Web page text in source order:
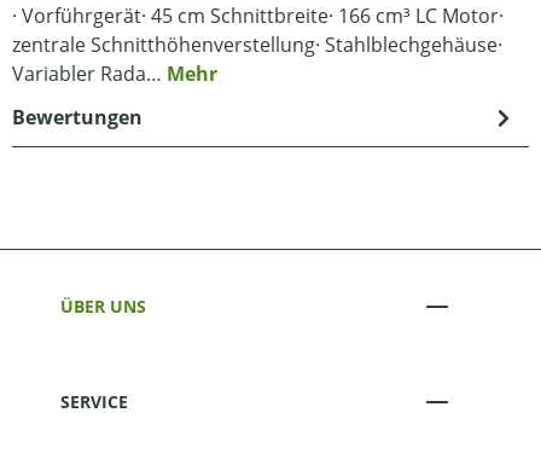
· Vorführgerät· 45 cm Schnittbreite· 166 cm­­³ LC Motor·
zentrale Schnitthöhenverstellung· Stahlblechgehäuse·
Variabler Rada… Mehr
Bewertungen
ÜBER UNS
SERVICE